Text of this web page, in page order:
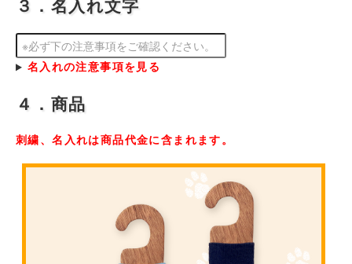
３．名入れ文字
名入れの注意事項を見る
４．商品
刺繍、名入れは商品代金に含まれます。